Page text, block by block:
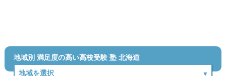
地域別 満足度の高い高校受験 塾 北海道